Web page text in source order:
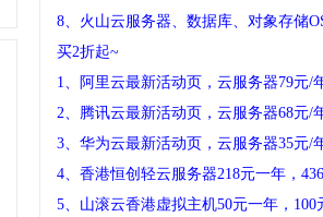
8、火山云服务器、数据库、对象存储
买2折起~
1、阿里云最新活动页，云服务器79元/
2、腾讯云最新活动页，云服务器68元/
3、华为云最新活动页，云服务器35元/
4、香港恒创轻云服务器218元一年，
5、山滚云香港虚拟主机50元一年，100